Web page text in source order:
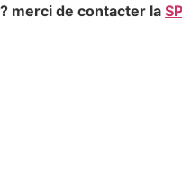
merci de contacter la